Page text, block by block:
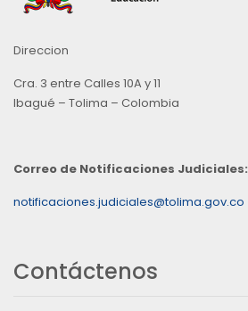
Direccion
Cra. 3 entre Calles 10A y 11
Ibagué – Tolima – Colombia
Correo de Notificaciones Judiciales:
notificaciones.judiciales@tolima.gov.co
Contáctenos